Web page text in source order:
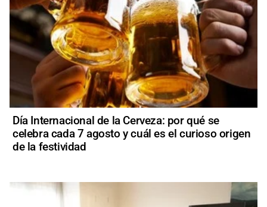
Día Internacional de la Cerveza: por qué se
celebra cada 7 agosto y cuál es el curioso origen
de la festividad